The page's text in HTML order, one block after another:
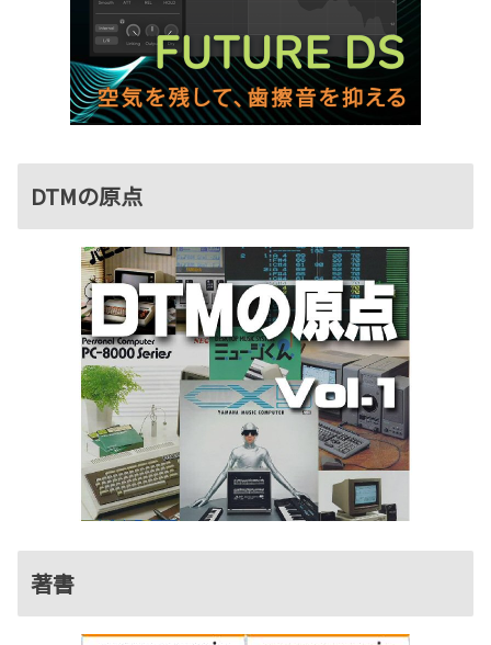
DTMの原点
著書